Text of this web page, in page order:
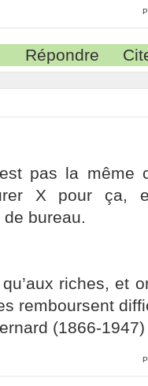
Répondre
pas la même
X pour ça,
bureau.
riches, et
remboursent
(1866-1947)